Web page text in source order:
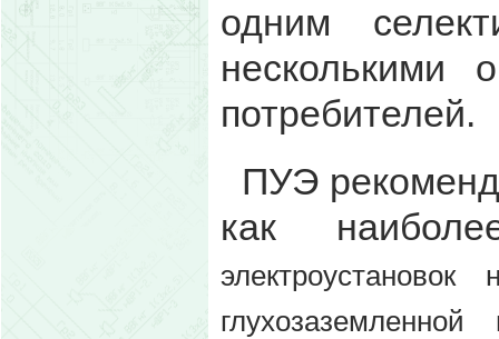
одним
потребителей.
ПУЭ
как